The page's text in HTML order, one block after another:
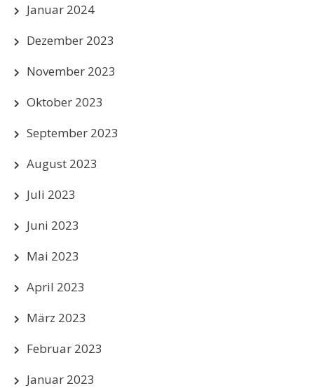
Januar 2024
Dezember 2023
November 2023
Oktober 2023
September 2023
August 2023
Juli 2023
Juni 2023
Mai 2023
April 2023
März 2023
Februar 2023
Januar 2023